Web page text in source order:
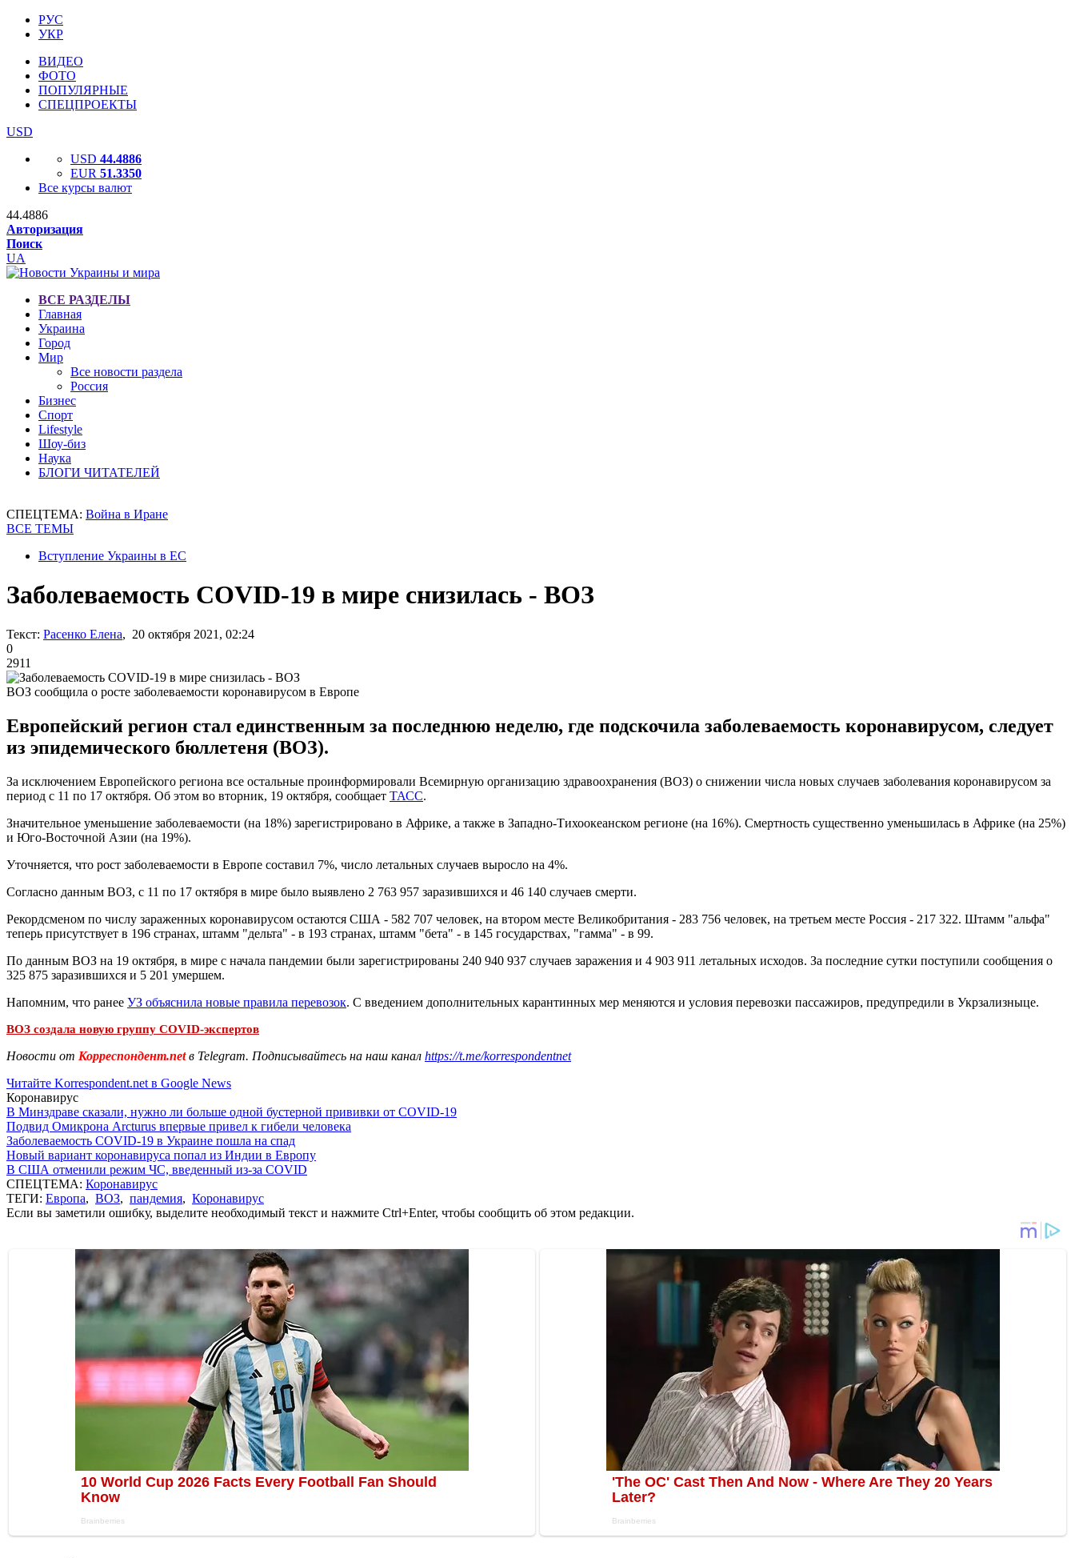
РУС
УКР
ВИДЕО
ФОТО
ПОПУЛЯРНЫЕ
СПЕЦПРОЕКТЫ
USD
USD 44.4886
EUR 51.3350
Все курсы валют
44.4886
Авторизация
Поиск
UA
ВСЕ РАЗДЕЛЫ
Главная
Украина
Город
Мир
Все новости раздела
Россия
Бизнес
Спорт
Lifestyle
Шоу-биз
Наука
БЛОГИ ЧИТАТЕЛЕЙ
СПЕЦТЕМА: Война в Иране
ВСЕ ТЕМЫ
Вступление Украины в ЕС
Заболеваемость COVID-19 в мире снизилась - ВОЗ
Текст: Расенко Елена, 20 октября 2021, 02:24
0
2911
ВОЗ сообщила о росте заболеваемости коронавирусом в Европе
Европейский регион стал единственным за последнюю неделю, где подскочила заболеваемость коронавирусом, следует
из эпидемического бюллетеня (ВОЗ).
За исключением Европейского региона все остальные проинформировали Всемирную организацию здравоохранения (ВОЗ) о снижении числа новых случаев заболевания коронавирусом за
период с 11 по 17 октября. Об этом во вторник, 19 октября, сообщает ТАСС.
Значительное уменьшение заболеваемости (на 18%) зарегистрировано в Африке, а также в Западно-Тихоокеанском регионе (на 16%). Смертность существенно уменьшилась в Африке (на 25%)
и Юго-Восточной Азии (на 19%).
Уточняется, что рост заболеваемости в Европе составил 7%, число летальных случаев выросло на 4%.
Согласно данным ВОЗ, с 11 по 17 октября в мире было выявлено 2 763 957 заразившихся и 46 140 случаев смерти.
Рекордсменом по числу зараженных коронавирусом остаются США - 582 707 человек, на втором месте Великобритания - 283 756 человек, на третьем месте Россия - 217 322. Штамм "альфа"
теперь присутствует в 196 странах, штамм "дельта" - в 193 странах, штамм "бета" - в 145 государствах, "гамма" - в 99.
По данным ВОЗ на 19 октября, в мире с начала пандемии были зарегистрированы 240 940 937 случаев заражения и 4 903 911 летальных исходов. За последние сутки поступили сообщения о
325 875 заразившихся и 5 201 умершем.
Напомним, что ранее УЗ объяснила новые правила перевозок. С введением дополнительных карантинных мер меняются и условия перевозки пассажиров, предупредили в Укрзализныце.
ВОЗ создала новую группу COVID-экспертов
Новости от Корреспондент.netв Telegram. Подписывайтесь на наш канал https://t.me/korrespondentnet
Читайте Korrespondent.net в Google News
Коронавирус
В Минздраве сказали, нужно ли больше одной бустерной прививки от COVID-19
Подвид Омикрона Arcturus впервые привел к гибели человека
Заболеваемость COVID-19 в Украине пошла на спад
Новый вариант коронавируса попал из Индии в Европу
В США отменили режим ЧС, введенный из-за COVID
СПЕЦТЕМА: Коронавирус
ТЕГИ: Европа, ВОЗ, пандемия, Коронавирус
Если вы заметили ошибку, выделите необходимый текст и нажмите Ctrl+Enter, чтобы сообщить об этом редакции.